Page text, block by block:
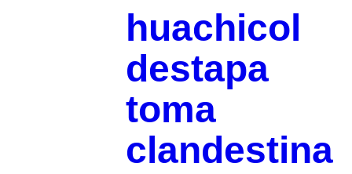
huachicol
destapa
toma
clandestina